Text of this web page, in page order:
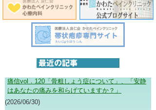
痛信vol．120「骨粗しょう症について」、「安静
はあなたの痛みを和らげていますか？」
(2026/06/30)